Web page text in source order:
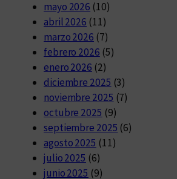
mayo 2026 (10)
abril 2026 (11)
marzo 2026 (7)
febrero 2026 (5)
enero 2026 (2)
diciembre 2025 (3)
noviembre 2025 (7)
octubre 2025 (9)
septiembre 2025 (6)
agosto 2025 (11)
julio 2025 (6)
junio 2025 (9)